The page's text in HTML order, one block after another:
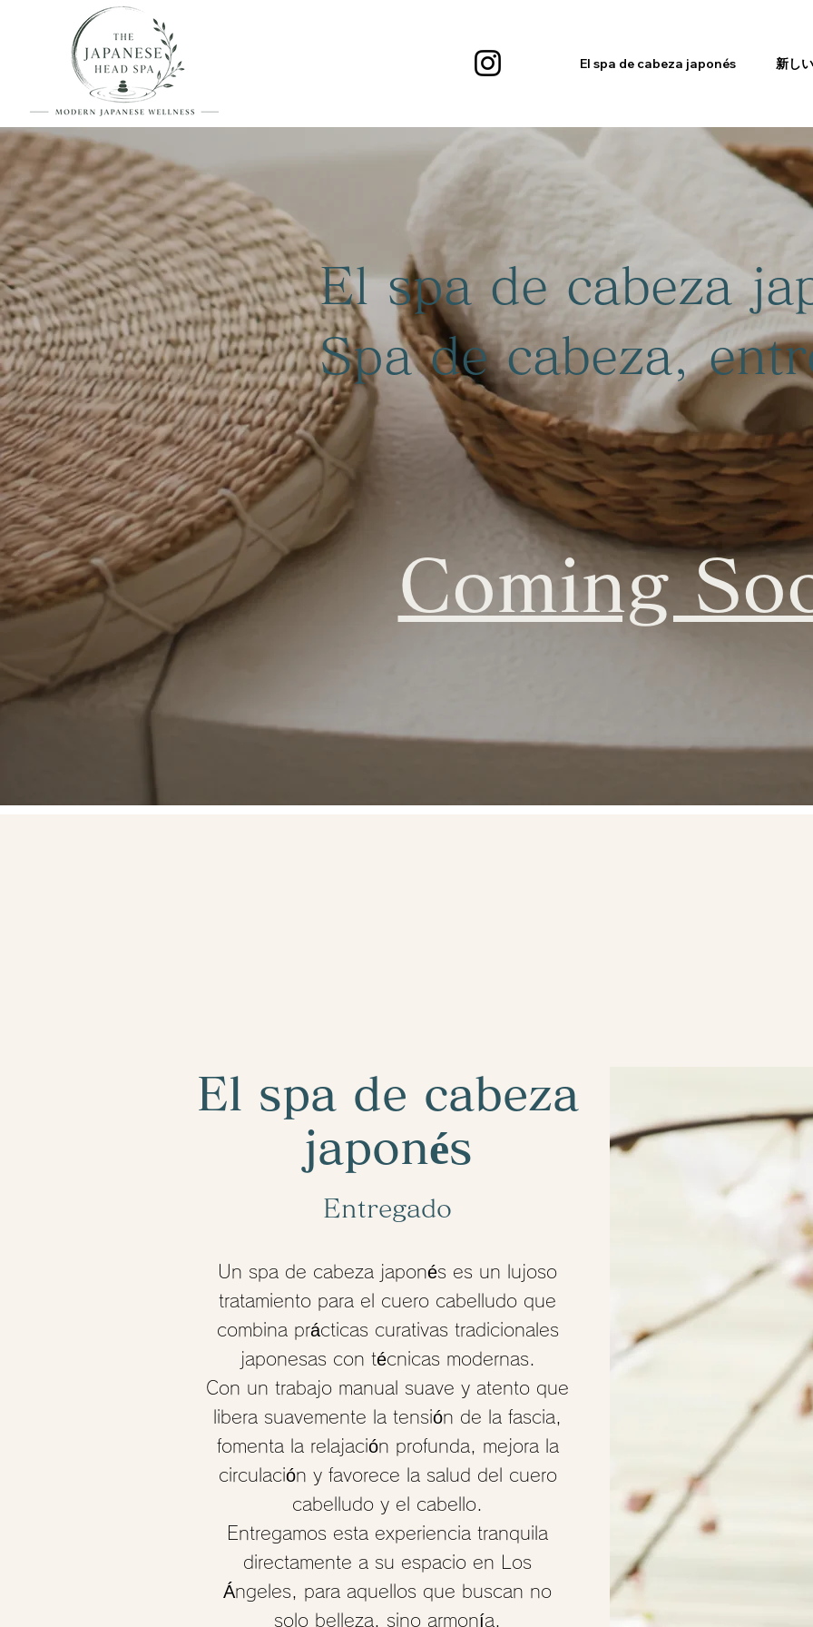
El spa de cabeza japonés 新し
El spa de cabeza
Spa de cabeza,
Coming
El spa de cabeza
japonés
Entregado
Un spa de cabeza japonés es un lujoso
tratamiento para el cuero cabelludo que
combina prácticas curativas tradicionales
japonesas con técnicas modernas.
Con un trabajo manual suave y atento que
libera suavemente la tensión de la fascia,
fomenta la relajación profunda, mejora la
circulación y favorece la salud del cuero
cabelludo y el cabello.
Entregamos esta experiencia tranquila
directamente a su espacio en Los
Ángeles, para aquellos que buscan no
solo belleza, sino armonía.